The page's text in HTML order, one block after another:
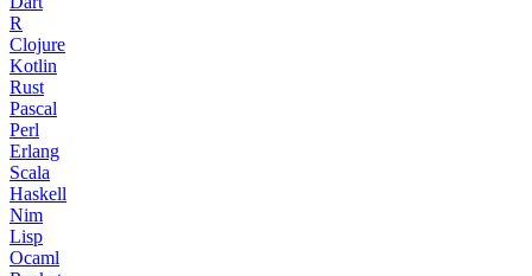
R
Clojure
Kotlin
Rust
Pascal
Perl
Erlang
Scala
Haskell
Nim
Lisp
Ocaml